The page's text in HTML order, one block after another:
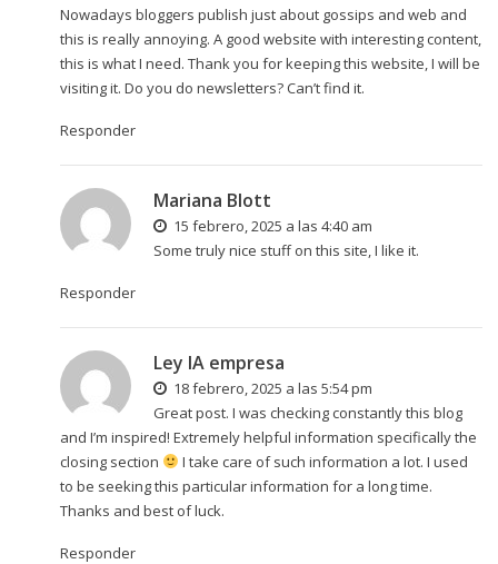
Nowadays bloggers publish just about gossips and web and
this is really annoying. A good website with interesting content,
this is what I need. Thank you for keeping this website, I will be
visiting it. Do you do newsletters? Can’t find it.
Responder
Mariana Blott
15 febrero, 2025 a las 4:40 am
Some truly nice stuff on this site, I like it.
Responder
Ley IA empresa
18 febrero, 2025 a las 5:54 pm
Great post. I was checking constantly this blog
and I’m inspired! Extremely helpful information specifically the
closing section
I take care of such information a lot. I used
to be seeking this particular information for a long time.
Thanks and best of luck.
Responder